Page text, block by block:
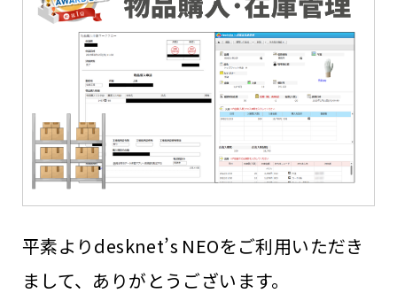
平素よりdesknet’s NEOをご利用いただき
まして、ありがとうございます。